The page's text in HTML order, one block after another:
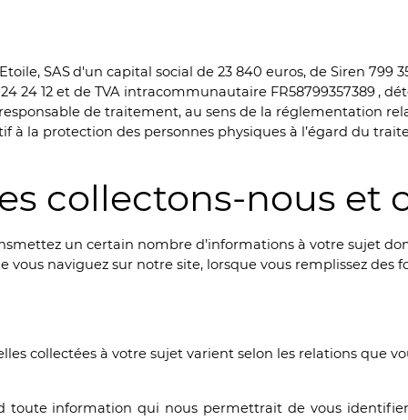
SASd'un capital social de 23 840 euros, de Siren 799
24 12 et de TVA intracommunautaire FR58799357389 ,
de traitement, au sens de la réglementation
à la protection des personnes physiques à l’égard du
collectons-nous et
un certain nombre d’informations à votre sujet
vous naviguez sur notre site, lorsque vous remplissez
collectées à votre sujet varient selon les relations que
toute information qui nous permettrait de vous